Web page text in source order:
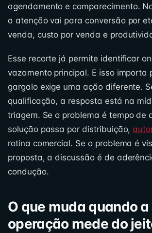
agendamento e comparecimento.
a atenção vai para conversão por
venda, custo por venda e
Esse recorte já permite identificar
vazamento principal. E isso importa
gargalo exige uma ação diferente.
qualificação, a resposta está na
triagem. Se o problema é tempo de
solução passa por distribuição,
rotina comercial. Se o problema é
proposta, a discussão é de
condução.
O que muda quando a
operação mede do